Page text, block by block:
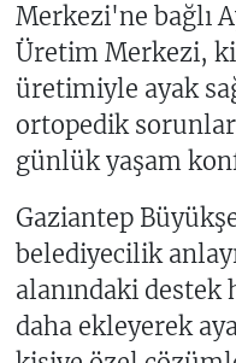
Merkezi'ne bağlı
Üretim Merkezi,
üretimiyle ayak
ortopedik
günlük yaşam
Gaziantep
belediyecilik
alanındaki
daha ekleyerek